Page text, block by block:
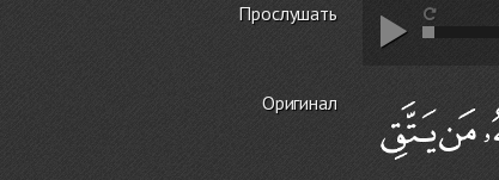
Прослушать
Оригинал